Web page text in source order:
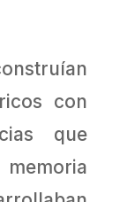
con
que